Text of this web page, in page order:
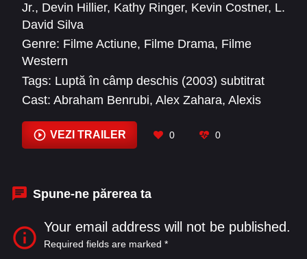
Jr., Devin Hillier, Kathy Ringer, Kevin Costner, L.
David Silva
Genre: Filme Actiune, Filme Drama, Filme
Western
Tags: Luptă în câmp deschis (2003) subtitrat
Cast: Abraham Benrubi, Alex Zahara, Alexis
Camilleri, Cliff Saunders, Dean McDermott
Diego Diablo Del Mar
VEZI TRAILER 0 0
Spune-ne părerea ta
Your email address will not be published.
Required fields are marked *